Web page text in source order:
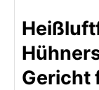
Gericht